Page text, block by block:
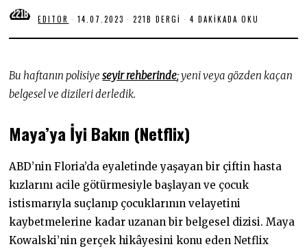
EDITOR 14.07.2023 1
.
.
2
0
2
221B DERGI 4 DAKIKADA OKU
Bu haftanın polisiyeseyir rehberinde; yeni veya gözden kaçan
belgesel ve dizileri derledik.
Maya’ya İyi Bakın (Netflix)
ABD’nin Floria’da eyaletinde yaşayan bir çiftin hasta
kızlarını acile götürmesiyle başlayan ve çocuk
istismarıyla suçlanıp çocuklarının velayetini
kaybetmelerine kadar uzanan bir belgesel dizisi. Maya
Kowalski’nin gerçek hikâyesini konu eden Netflix